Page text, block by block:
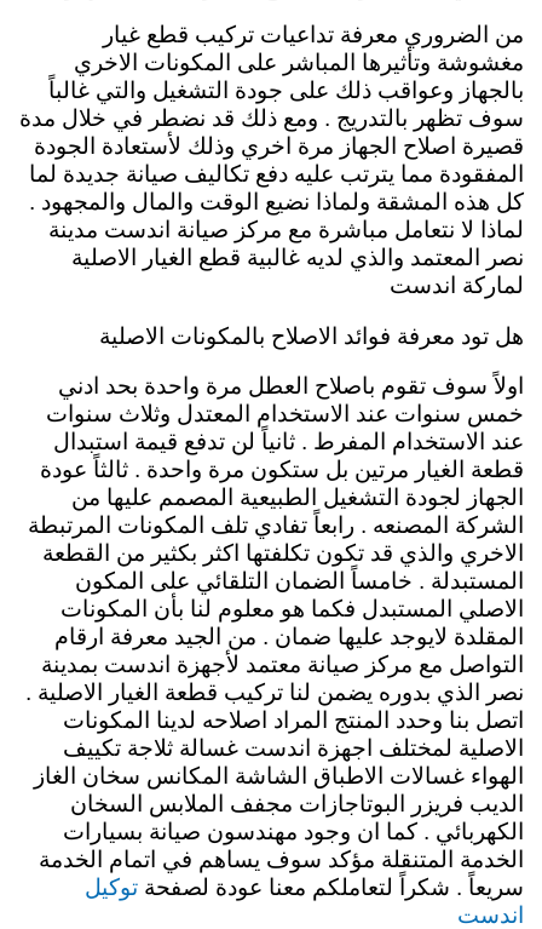
من الضروري معرفة تداعيات تركيب قطع غيار
مغشوشة وتأثيرها المباشر على المكونات الاخري
بالجهاز وعواقب ذلك على جودة التشغيل والتي غالباً
سوف تظهر بالتدريج . ومع ذلك قد نضطر في خلال مدة
قصيرة اصلاح الجهاز مرة اخري وذلك لأستعادة الجودة
المفقودة مما يترتب عليه دفع تكاليف صيانة جديدة لما
كل هذه المشقة ولماذا نضيع الوقت والمال والمجهود .
لماذا لا نتعامل مباشرة مع مركز صيانة اندست مدينة
نصر المعتمد والذي لديه غالبية قطع الغيار الاصلية
لماركة اندست
هل تود معرفة فوائد الاصلاح بالمكونات الاصلية
اولاً سوف تقوم باصلاح العطل مرة واحدة بحد ادني
خمس سنوات عند الاستخدام المعتدل وثلاث سنوات
عند الاستخدام المفرط . ثانياً لن تدفع قيمة استبدال
قطعة الغيار مرتين بل ستكون مرة واحدة . ثالثاً عودة
الجهاز لجودة التشغيل الطبيعية المصمم عليها من
الشركة المصنعه . رابعاً تفادي تلف المكونات المرتبطة
الاخري والذي قد تكون تكلفتها اكثر بكثير من القطعة
المستبدلة . خامساً الضمان التلقائي على المكون
الاصلي المستبدل فكما هو معلوم لنا بأن المكونات
المقلدة لايوجد عليها ضمان . من الجيد معرفة ارقام
التواصل مع مركز صيانة معتمد لأجهزة اندست بمدينة
نصر الذي بدوره يضمن لنا تركيب قطعة الغيار الاصلية .
اتصل بنا وحدد المنتج المراد اصلاحه لدينا المكونات
الاصلية لمختلف اجهزة اندست غسالة ثلاجة تكييف
الهواء غسالات الاطباق الشاشة المكانس سخان الغاز
الديب فريزر البوتاجازات مجفف الملابس السخان
الكهربائي . كما ان وجود مهندسون صيانة بسيارات
الخدمة المتنقلة مؤكد سوف يساهم في اتمام الخدمة
سريعاً . شكراً لتعاملكم معنا عودة لصفحة توكيل
اندست